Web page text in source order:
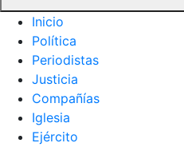
Inicio
Política
Periodistas
Justicia
Compañías
Iglesia
Ejército